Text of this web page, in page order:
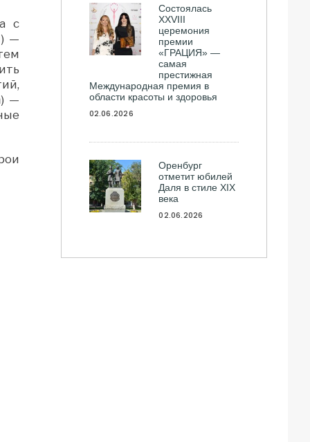
с
—
—
Состоялась
ХXVIII
церемония
премии
«ГРАЦИЯ» —
самая
престижная
Международная премия в
области красоты и здоровья
02.06.2026
Оренбург
отметит юбилей
Даля в стиле XIX
века
02.06.2026